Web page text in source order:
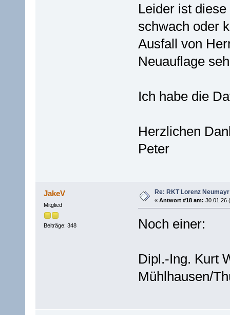
Leider ist
schwach oder
Ausfall von
Neuauflage
Ich habe die
Herzlichen
Peter
JakeV
Mitglied
Beiträge: 348
Re: RKT Lorenz Neumayr
« Antwort #18 am: 30.01.26
Noch einer:
Dipl.-Ing. Kurt
Mühlhausen/